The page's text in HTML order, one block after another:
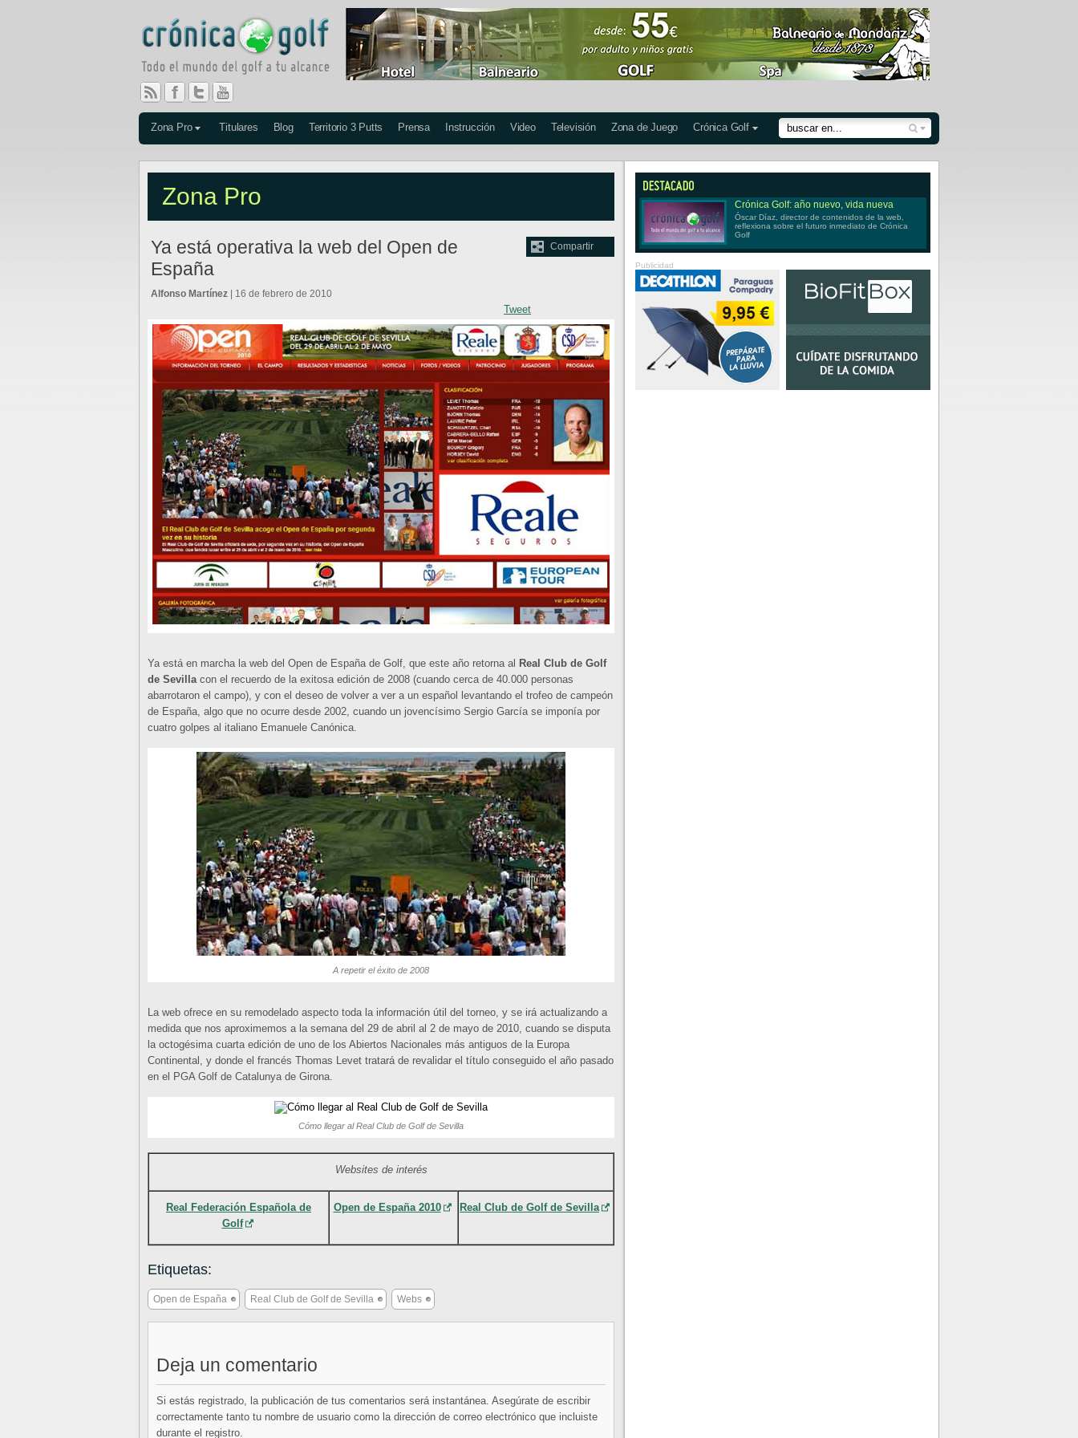
Zona Pro Titulares Blog Territorio 3 Putts Prensa Instrucción Video Televisión Zona de Juego Crónica Golf
Zona Pro
Compartir
Ya está operativa la web del Open de
España
Tweet
Alfonso Martínez | 16 de febrero de 2010
Ya está en marcha la web del Open de España de Golf, que este año retorna al Real Club de Golf
de Sevillacon el recuerdo de la exitosa edición de 2008 (cuando cerca de 40.000 personas
abarrotaron el campo), y con el deseo de volver a ver a un español levantando el trofeo de campeón
de España, algo que no ocurre desde 2002, cuando un jovencísimo Sergio García se imponía por
cuatro golpes al italiano Emanuele Canónica.
A repetir el éxito de 2008
La web ofrece en su remodelado aspecto toda la información útil del torneo, y se irá actualizando a
medida que nos aproximemos a la semana del 29 de abril al 2 de mayo de 2010, cuando se disputa
la octogésima cuarta edición de uno de los Abiertos Nacionales más antiguos de la Europa
Continental, y donde el francés Thomas Levet tratará de revalidar el título conseguido el año pasado
en el PGA Golf de Catalunya de Girona.
Cómo llegar al Real Club de Golf de Sevilla
Websites de interés
Real Federación Española de
Golf
Open de España 2010 Real Club de Golf de Sevilla
Etiquetas:
Open de España Real Club de Golf de Sevilla Webs
Deja un comentario
Si estás registrado, la publicación de tus comentarios será instantánea. Asegúrate de escribir
correctamente tanto tu nombre de usuario como la dirección de correo electrónico que incluiste
durante el registro.
Crónica Golf: año nuevo, vida nueva
Óscar Díaz, director de contenidos de la web,
reflexiona sobre el futuro inmediato de Crónica
Golf
Publicidad